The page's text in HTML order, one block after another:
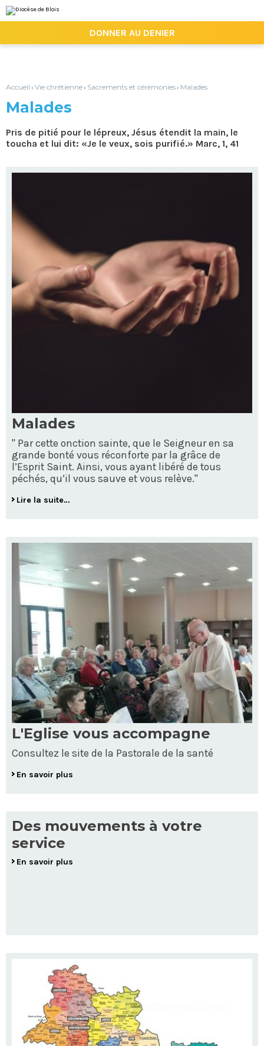
au
contenu.
la
personnels
DONNER AU DENIER
Accueil › Vie chrétienne› Sacrements et cérémonies› Malades
Malades
Pris de pitié pour le lépreux, Jésus étendit la main, le
toucha et lui dit: «Je le veux, sois purifié.» Marc, 1, 41
Malades
" Par cette onction sainte, que le Seigneur en sa
grande bonté vous réconforte par la grâce de
l’Esprit Saint. Ainsi, vous ayant libéré de tous
péchés, qu’il vous sauve et vous relève."
Lire la suite…
L'Eglise vous accompagne
Consultez le site de la Pastorale de la santé
En savoir plus
Des mouvements à votre
service
En savoir plus